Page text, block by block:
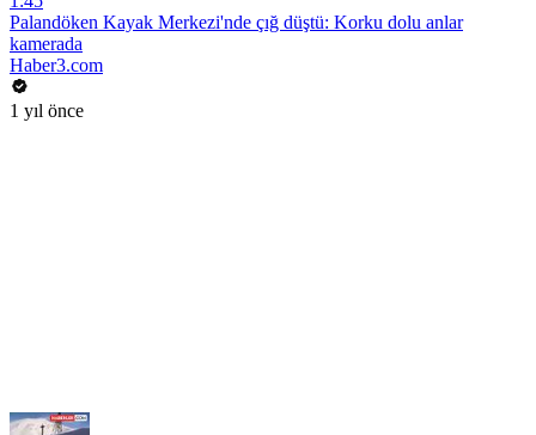
Palandöken Kayak Merkezi'nde çığ düştü: Korku dolu anlar
kamerada
Haber3.com
1 yıl önce